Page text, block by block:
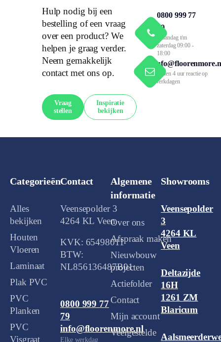
Hulp nodig bij een
bestelling of een vraag
over een product? We
helpen je graag verder.
Neem gemakkelijk
contact met ons op.
Vraag
stellen
Inspiratie
bekijken
0800 999 77
79
Maandag t/m
zaterdag 09:00 -
18:00
Binnen 4 uur reactie op
werkdagen
Categorieën
Alles
bekijken
Houten
Vloeren
Laminaat
Plak PVC
PVC
Planken
PVC
Visgraat
Contact
Veensepolder 3
4264 KL Veen
KVK: 65498011
BTW:
NL856136487B01
0800 999 77
79
info@floorenmore.nl
Elke werkdag
Algemene
informatie
Over ons
Afspraak maken
Nieuwbouw
projecten
Actiefolder
Contact
Mijn account
Veelgestelde
Showrooms
Veensepolder
3
4264 KL
Veen
Deltazijde
16H
1261 ZM
Blaricum